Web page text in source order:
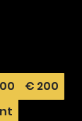
€ 200